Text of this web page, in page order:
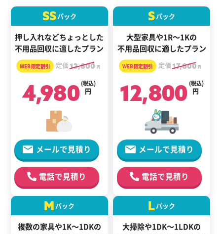
SSパック
押し入れなどちょっとした
不用品回収に適したプラン
定価13,800 円
4,980 円
(税込)
メールで見積り
電話で見積り
Sパック
大型家具や1R～1Kの
不用品回収に適したプラン
定価17,800 円
12,800 円
(税込)
メールで見積り
電話で見積り
M パック
複数の家具や1K～1DKの
Lパック
大掃除や1DK～1LDKの